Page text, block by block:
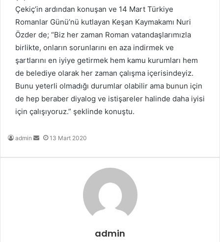
Çekiç’in ardından konuşan ve 14 Mart Türkiye
Romanlar Günü’nü kutlayan Keşan Kaymakamı Nuri
Özder de; “Biz her zaman Roman vatandaşlarımızla
birlikte, onların sorunlarını en aza indirmek ve
şartlarını en iyiye getirmek hem kamu kurumları hem
de belediye olarak her zaman çalışma içerisindeyiz.
Bunu yeterli olmadığı durumlar olabilir ama bunun için
de hep beraber diyalog ve istişareler halinde daha iyisi
için çalışıyoruz.” şeklinde konuştu.
admin
Bir
posta
13 Mart 2020
admin